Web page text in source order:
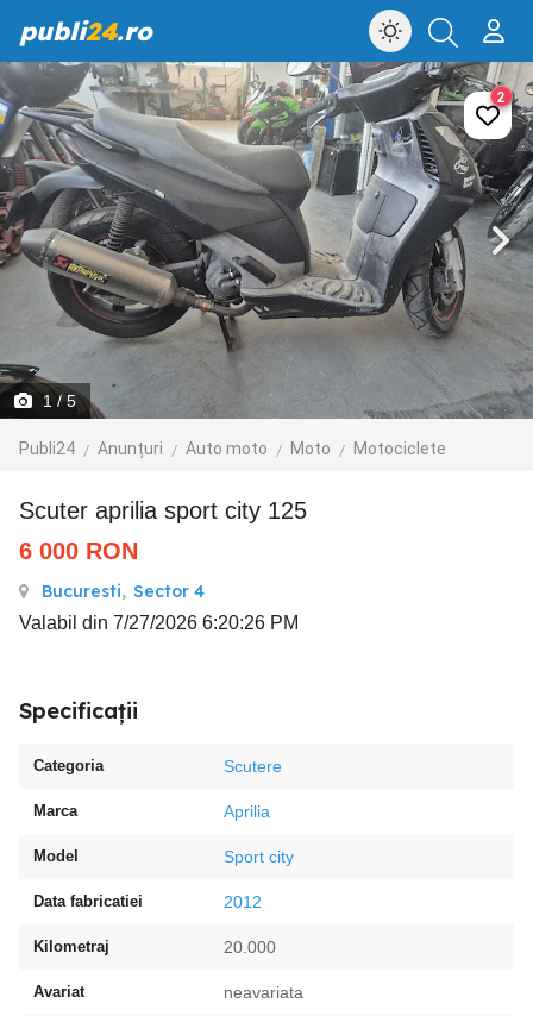
publi24.ro
1 / 5
Publi24 Anunțuri Auto moto Moto Motociclete
2
scuter aprilia sport city 125
6 000 RON
Bucuresti, Sector 4
Valabil din 7/27/2026 6:20:26 PM
Specificații
Categoria Scutere
Marca Aprilia
Model Sport city
Data fabricatiei 2012
Kilometraj 20.000
Avariat neavariata